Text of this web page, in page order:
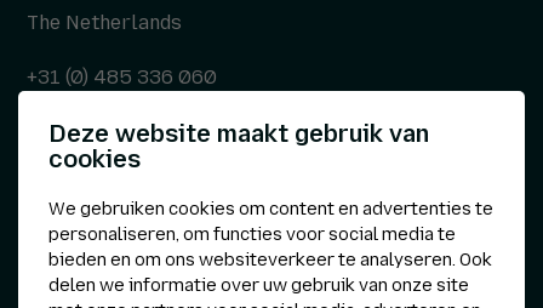
The Netherlands
+31 (0) 485 336 060
info@kepser.nl
Overige
Deze website maakt gebruik van
cookies
We gebruiken cookies om content en advertenties te
personaliseren, om functies voor social media te
bieden en om ons websiteverkeer te analyseren. Ook
delen we informatie over uw gebruik van onze site